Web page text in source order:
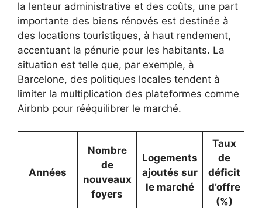
la lenteur administrative et des coûts, une part
importante des biens rénovés est destinée à
des locations touristiques, à haut rendement,
accentuant la pénurie pour les habitants. La
situation est telle que, par exemple, à
Barcelone, des politiques locales tendent à
limiter la multiplication des plateformes comme
Airbnb pour rééquilibrer le marché.
Années
Nombre
de
nouveaux
foyers
Logements
ajoutés sur
le marché
Taux
de
déficit
d’offre
(%)